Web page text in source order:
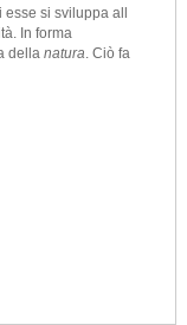
si sviluppa all
In forma
della natura. Ciò fa